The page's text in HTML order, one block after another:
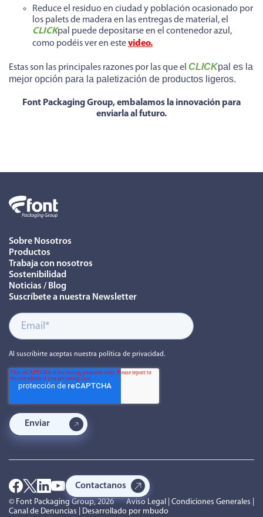
Reduce el residuo en ciudad y población ocasionado por
los palets de madera en las entregas de material, el
CLICKpal puede depositarse en el contenedor azul,
como podéis ver en estevideo.
Estas son las principales razones por las que el CLICKpal es la
mejor opción para la paletización de productos ligeros.
Font Packaging Group, embalamos la innovación para
enviarla al futuro.
Sobre Nosotros
Productos
Trabaja con nosotros
Sostenibilidad
Noticias / Blog
Suscríbete a nuestra Newsletter
Al suscribirte aceptas nuestra política de privacidad.
Contactanos
© Font Packaging Group, 2026Aviso Legal Condiciones Generales
Canal de Denuncias | Desarrollado por mbudo